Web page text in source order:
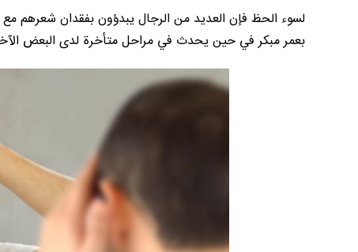
لسوء الحظ فإن العديد من الرجال يبدؤون بفقدان شعرهم
بعمر مبكر في حين يحدث في مراحل متأخرة لدى البعض